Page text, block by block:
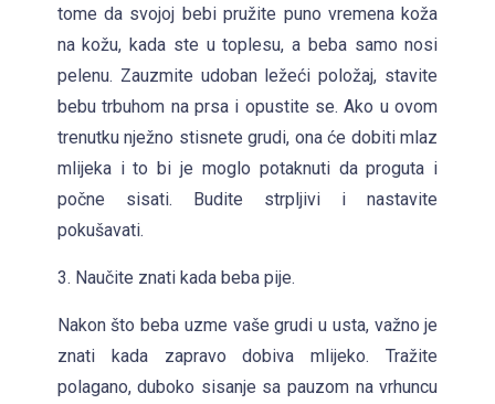
tome da svojoj bebi pružite puno vremena koža
na kožu, kada ste u toplesu, a beba samo nosi
pelenu. Zauzmite udoban ležeći položaj, stavite
bebu trbuhom na prsa i opustite se. Ako u ovom
trenutku nježno stisnete grudi, ona će dobiti mlaz
mlijeka i to bi je moglo potaknuti da proguta i
počne sisati. Budite strpljivi i nastavite
pokušavati.
3. Naučite znati kada beba pije.
Nakon što beba uzme vaše grudi u usta, važno je
znati kada zapravo dobiva mlijeko. Tražite
polagano, duboko sisanje sa pauzom na vrhuncu